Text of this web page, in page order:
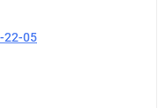
22-05